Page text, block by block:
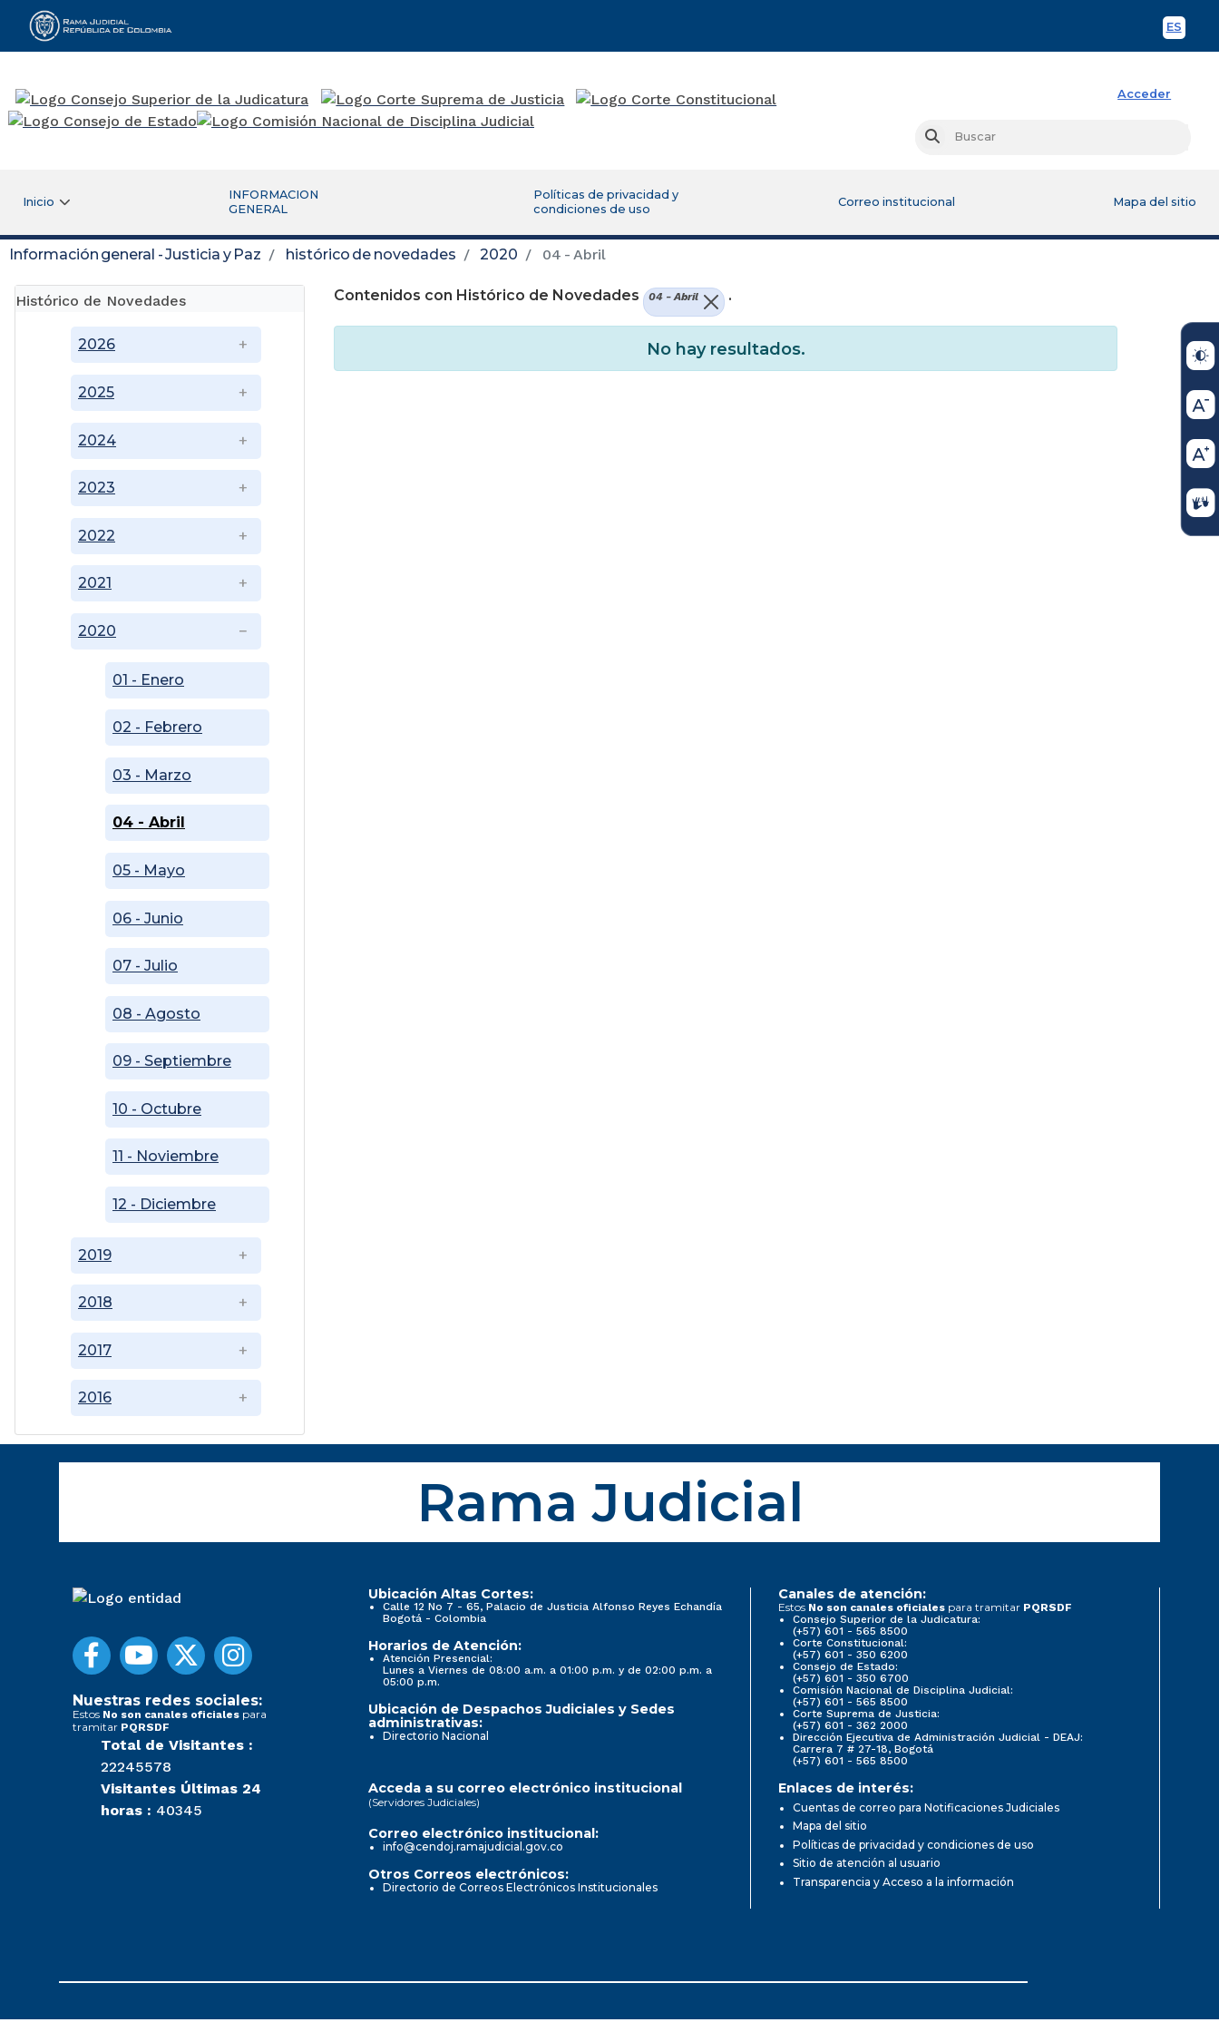
ES
Rama Judicial
Acceder
Buscar
Inicio
INFORMACION
GENERAL
Políticas de privacidad y
condiciones de uso
Correo institucional Mapa del sitio
Información general - Justicia y Paz histórico de novedades 2020 04 - Abril
Histórico de Novedades
2016
2017
2018
2019
2020
01 - Enero
02 - Febrero
03 - Marzo
04 - Abril
05 - Mayo
06 - Junio
07 - Julio
08 - Agosto
09 - Septiembre
10 - Octubre
11 - Noviembre
12 - Diciembre
2021
2022
2023
2024
2025
2026
Contenidos con Histórico de Novedades 04 - Abril .
No hay resultados.
Rama Judicial
Nuestras redes sociales:
Estos No son canales oficiales para
tramitar PQRSDF
Total de Visitantes :
22245578
Visitantes Últimas 24
horas : 40345
Ubicación Altas Cortes:
Calle 12 No 7 - 65, Palacio de Justicia Alfonso Reyes Echandía
Bogotá - Colombia
Horarios de Atención:
Atención Presencial:
Lunes a Viernes de 08:00 a.m. a 01:00 p.m. y de 02:00 p.m. a
05:00 p.m.
Ubicación de Despachos Judiciales y Sedes
administrativas:
Directorio Nacional
Canales de atención:
Estos No son canales oficiales para tramitar PQRSDF
Consejo Superior de la Judicatura:
(+57) 601 - 565 8500
Corte Constitucional:
(+57) 601 - 350 6200
Consejo de Estado:
(+57) 601 - 350 6700
Comisión Nacional de Disciplina Judicial:
(+57) 601 - 565 8500
Corte Suprema de Justicia:
(+57) 601 - 362 2000
Dirección Ejecutiva de Administración Judicial - DEAJ:
Carrera 7 # 27-18, Bogotá
(+57) 601 - 565 8500
Acceda a su correo electrónico institucional
(Servidores Judiciales)
Correo electrónico institucional:
info@cendoj.ramajudicial.gov.co
Otros Correos electrónicos:
Directorio de Correos Electrónicos Institucionales
Enlaces de interés:
Cuentas de correo para Notificaciones Judiciales
Mapa del sitio
Políticas de privacidad y condiciones de uso
Sitio de atención al usuario
Transparencia y Acceso a la información